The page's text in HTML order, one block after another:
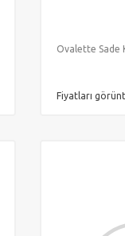
Ovalette Sade
Fiyatları